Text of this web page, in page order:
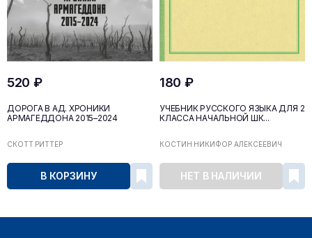
520 ₽
ДОРОГА В АД. ХРОНИКИ
АРМАГЕДДОНА 2015–2024
СКОТТ РИТТЕР
В КОРЗИНУ
180 ₽
УЧЕБНИК РУССКОГО ЯЗЫКА ДЛЯ 2
КЛАССА НАЧАЛЬНОЙ ШК...
КОСТИН НИКИФОР АЛЕКСЕЕВИЧ
НЕТ В НАЛИЧИИ